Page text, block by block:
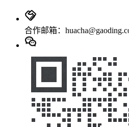
合作邮箱：